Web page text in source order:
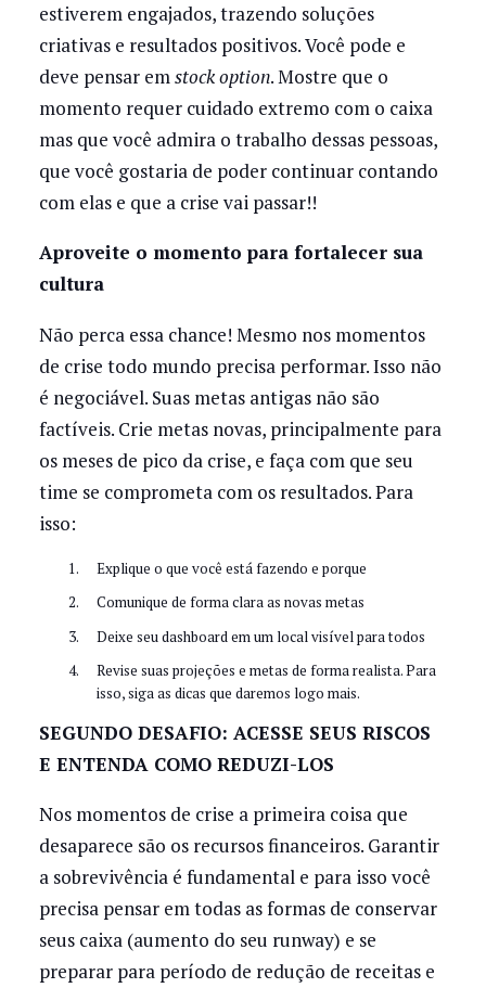
estiverem engajados, trazendo soluções
criativas e resultados positivos. Você pode e
deve pensar emstock option. Mostre que o
momento requer cuidado extremo com o caixa
mas que você admira o trabalho dessas pessoas,
que você gostaria de poder continuar contando
com elas e que a crise vai passar!!
Aproveite o momento para fortalecer sua
cultura
Não perca essa chance! Mesmo nos momentos
de crise todo mundo precisa performar. Isso não
é negociável. Suas metas antigas não são
factíveis. Crie metas novas, principalmente para
os meses de pico da crise, e faça com que seu
time se comprometa com os resultados. Para
isso:
Explique o que você está fazendo e porque
Comunique de forma clara as novas metas
Deixe seu dashboard em um local visível para todos
Revise suas projeções e metas de forma realista. Para
isso, siga as dicas que daremos logo mais.
SEGUNDO DESAFIO: ACESSE SEUS RISCOS
E ENTENDA COMO REDUZI-LOS
Nos momentos de crise a primeira coisa que
desaparece são os recursos financeiros. Garantir
a sobrevivência é fundamental e para isso você
precisa pensar em todas as formas de conservar
seus caixa (aumento do seu runway) e se
preparar para período de redução de receitas e